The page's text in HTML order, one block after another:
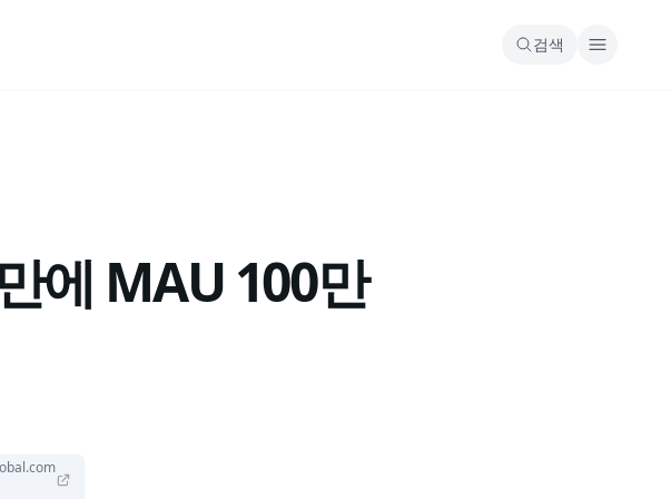
검색
에 MAU 100만